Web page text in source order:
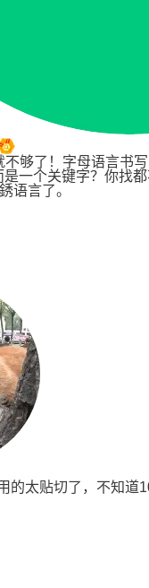
不够了！字母语言书
一个关键字？你找
语言了。
的太贴切了，不知